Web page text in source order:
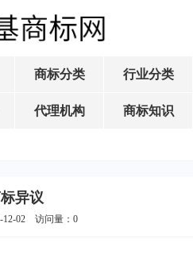
商标分类 行业分类
代理机构 商标知识
异议
12-02 访问量： 0